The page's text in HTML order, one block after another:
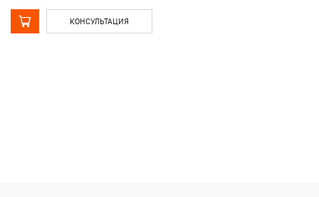
КОНСУЛЬТАЦИЯ